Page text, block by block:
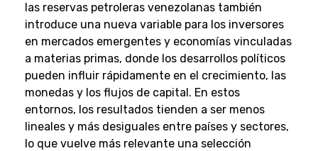
las reservas petroleras venezolanas también
introduce una nueva variable para los inversores
en mercados emergentes y economías vinculadas
a materias primas, donde los desarrollos políticos
pueden influir rápidamente en el crecimiento, las
monedas y los flujos de capital. En estos
entornos, los resultados tienden a ser menos
lineales y más desiguales entre países y sectores,
lo que vuelve más relevante una selección